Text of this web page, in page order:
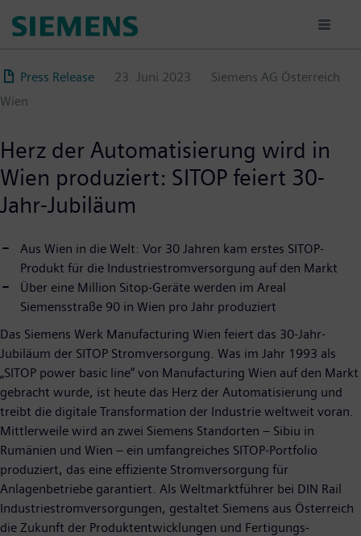
zum
Press Release
23. Juni 2023
Siemens AG Österreich
Wien
Herz der Automatisierung wird in
Wien produziert: SITOP feiert 30-
Jahr-Jubiläum
Aus Wien in die Welt: Vor 30 Jahren kam erstes SITOP-
Produkt für die Industriestromversorgung auf den Markt
Über eine Million Sitop-Geräte werden im Areal
Siemensstraße 90 in Wien pro Jahr produziert
Das Siemens Werk Manufacturing Wien feiert das 30-Jahr-
Jubiläum der SITOP Stromversorgung. Was im Jahr 1993 als
„SITOP power basic line“ von Manufacturing Wien auf den Markt
gebracht wurde, ist heute das Herz der Automatisierung und
treibt die digitale Transformation der Industrie weltweit voran.
Mittlerweile wird an zwei Siemens Standorten – Sibiu in
Rumänien und Wien – ein umfangreiches SITOP-Portfolio
produziert, das eine effiziente Stromversorgung für
Anlagenbetriebe garantiert. Als Weltmarktführer bei DIN Rail
Industriestromversorgungen, gestaltet Siemens aus Österreich
die Zukunft der Produktentwicklungen und Fertigungs-